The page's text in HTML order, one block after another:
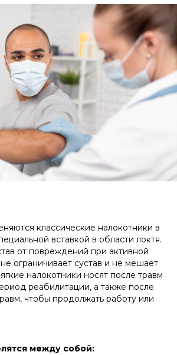
классические налокотники в
вставкой в области локтя.
от повреждений при активной
ограничивает сустав и не мешает
налокотники носят после травм
реабилитации, а также после
чтобы продолжать работу или
между собой: